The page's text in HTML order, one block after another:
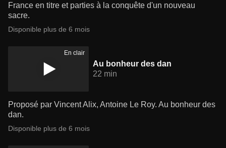
France en titre et parties à la conquête d'un nouveau
sacre.
Disponible plus de 6 mois
En clair
Au bonheur des dan
22 min
Proposé par Vincent Alix, Antoine Le Roy. Au bonheur des
dan.
Disponible plus de 6 mois